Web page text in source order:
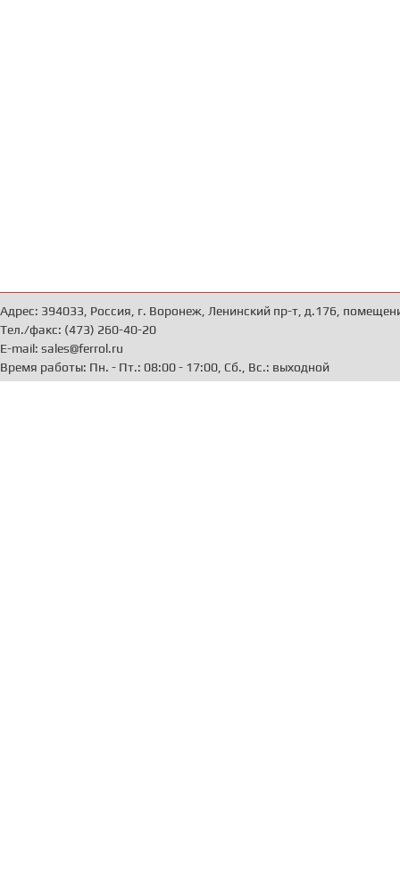
Адрес: 394033, Россия, г. Воронеж, Ленинский пр-т, д.176,
Тел./факс: (473) 260-40-20
E-mail: sales@ferrol.ru
Время работы: Пн. - Пт.: 08:00 - 17:00, Сб., Вс.: выходной